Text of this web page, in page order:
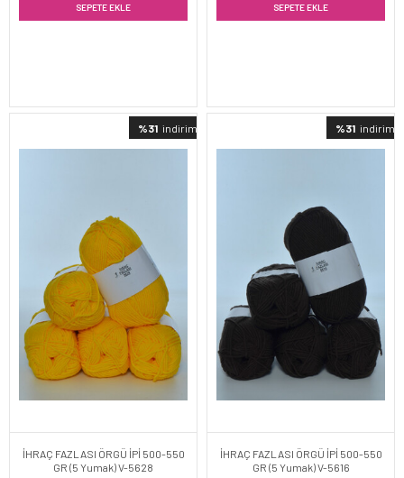
SEPETE EKLE SEPETE EKLE
%31 indirimli
İHRAÇ FAZLASI ÖRGÜ İPİ 500-550
GR (5 Yumak) V-5628
%31 indirimli
İHRAÇ FAZLASI ÖRGÜ İPİ 500-550
GR (5 Yumak) V-5616